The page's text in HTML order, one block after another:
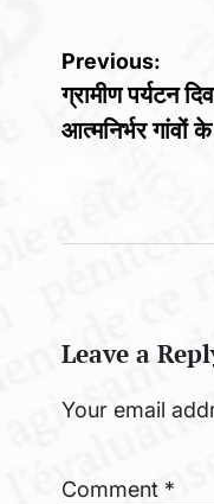
Post
Previous:
ग्रामीण पर्यटन
आत्मनिर्भर गांवों
Leave a
Your email
Comment *